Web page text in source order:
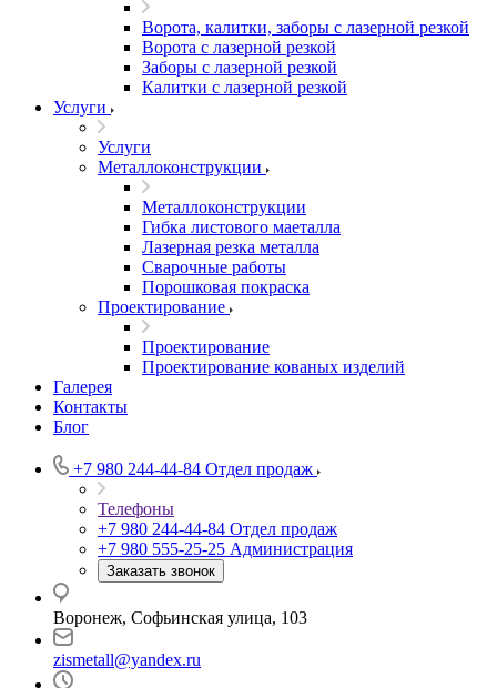
Ворота, калитки, заборы с лазерной резкой
Ворота с лазерной резкой
Заборы с лазерной резкой
Калитки с лазерной резкой
Услуги
Услуги
Металлоконструкции
Металлоконструкции
Гибка листового маеталла
Лазерная резка металла
Сварочные работы
Порошковая покраска
Проектирование
Проектирование
Проектирование кованых изделий
Галерея
Контакты
Блог
+7 980 244-44-84 Отдел продаж
Телефоны
+7 980 244-44-84 Отдел продаж
+7 980 555-25-25 Администрация
Заказать звонок
Воронеж, Софьинская улица, 103
zismetall@yandex.ru